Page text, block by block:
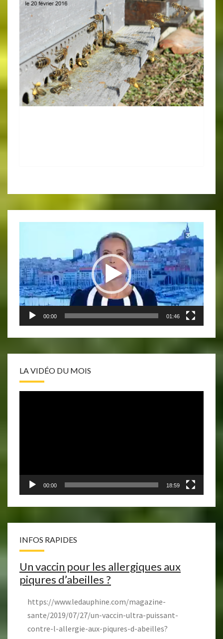
00:00 01:46
LA VIDÉO DU MOIS
00:00 18:59
INFOS RAPIDES
Un vaccin pour les allergiques aux
piqures d’abeilles ?
https://www.ledauphine.com/magazine-
sante/2019/07/27/un-vaccin-ultra-puissant-
contre-l-allergie-aux-piqures-d-abeilles?